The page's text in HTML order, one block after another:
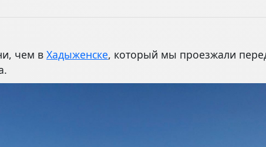
чем в Хадыженске, который мы проезжали